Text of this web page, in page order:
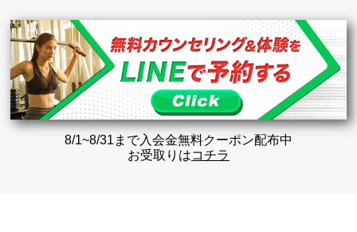
8/1~8/31まで入会金無料クーポン配布中
お受取りはコチラ